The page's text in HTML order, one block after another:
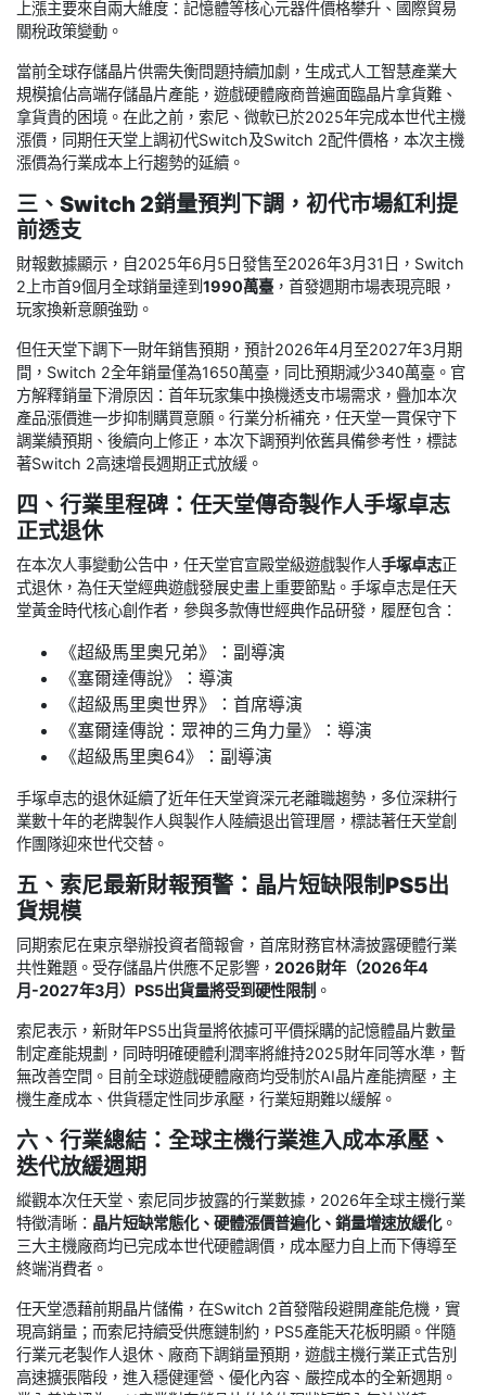
上漲主要來自兩大維度：記憶體等核心元器件價格攀升、國際貿易
關稅政策變動。
當前全球存儲晶片供需失衡問題持續加劇，生成式人工智慧產業大
規模搶佔高端存儲晶片產能，遊戲硬體廠商普遍面臨晶片拿貨難、
拿貨貴的困境。在此之前，索尼、微軟已於2025年完成本世代主機
漲價，同期任天堂上調初代Switch及Switch 2配件價格，本次主機
漲價為行業成本上行趨勢的延續。
三、Switch 2銷量預判下調，初代市場紅利提
前透支
財報數據顯示，自2025年6月5日發售至2026年3月31日，Switch
2上市首9個月全球銷量達到1990萬臺 ，首發週期市場表現亮眼，
玩家換新意願強勁。
但任天堂下調下一財年銷售預期，預計2026年4月至2027年3月期
間，Switch 2全年銷量僅為1650萬臺，同比預期減少340萬臺。官
方解釋銷量下滑原因：首年玩家集中換機透支市場需求，疊加本次
產品漲價進一步抑制購買意願。行業分析補充，任天堂一貫保守下
調業績預期、後續向上修正，本次下調預判依舊具備參考性，標誌
著Switch 2高速增長週期正式放緩。
四、行業里程碑：任天堂傳奇製作人手塚卓志
正式退休
在本次人事變動公告中，任天堂官宣殿堂級遊戲製作人手塚卓志正
式退休，為任天堂經典遊戲發展史畫上重要節點。手塚卓志是任天
堂黃金時代核心創作者，參與多款傳世經典作品研發，履歷包含：
《超級馬里奧兄弟》：副導演
《塞爾達傳說》：導演
《超級馬里奧世界》：首席導演
《塞爾達傳說：眾神的三角力量》：導演
《超級馬里奧64》：副導演
手塚卓志的退休延續了近年任天堂資深元老離職趨勢，多位深耕行
業數十年的老牌製作人與製作人陸續退出管理層，標誌著任天堂創
作團隊迎來世代交替。
五、索尼最新財報預警：晶片短缺限制PS5出
貨規模
同期索尼在東京舉辦投資者簡報會，首席財務官林濤披露硬體行業
共性難題。受存儲晶片供應不足影響， 2026財年（2026年4
月-2027年3月）PS5出貨量將受到硬性限制 。
索尼表示，新財年PS5出貨量將依據可平價採購的記憶體晶片數量
制定產能規劃，同時明確硬體利潤率將維持2025財年同等水準，暫
無改善空間。目前全球遊戲硬體廠商均受制於AI晶片產能擠壓，主
機生產成本、供貨穩定性同步承壓，行業短期難以緩解。
六、行業總結：全球主機行業進入成本承壓、
迭代放緩週期
縱觀本次任天堂、索尼同步披露的行業數據，2026年全球主機行業
特徵清晰： 晶片短缺常態化、硬體漲價普遍化、銷量增速放緩化。
三大主機廠商均已完成本世代硬體調價，成本壓力自上而下傳導至
終端消費者。
任天堂憑藉前期晶片儲備，在Switch 2首發階段避開產能危機，實
現高銷量；而索尼持續受供應鏈制約，PS5產能天花板明顯。伴隨
行業元老製作人退休、廠商下調銷量預期，遊戲主機行業正式告別
高速擴張階段，進入穩健運營、優化內容、嚴控成本的全新週期。